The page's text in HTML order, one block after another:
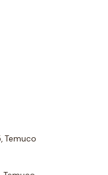
25, Temuco